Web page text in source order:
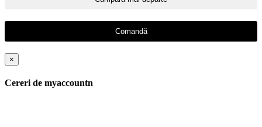
Comandă
×
Cereri de myaccountn